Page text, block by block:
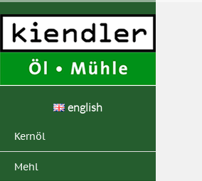
english
Kernöl
Mehl